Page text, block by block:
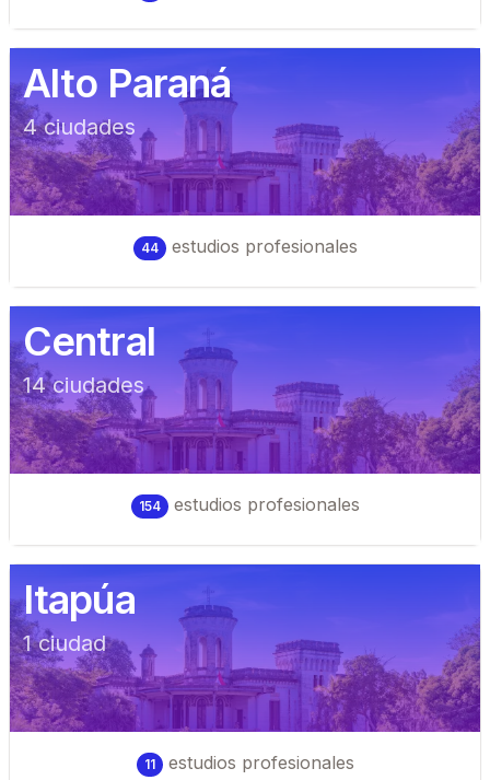
Alto Paraná
4ciudades
44 estudios profesionales
Central
14ciudades
154 estudios profesionales
Itapúa
1ciudad
11 estudios profesionales